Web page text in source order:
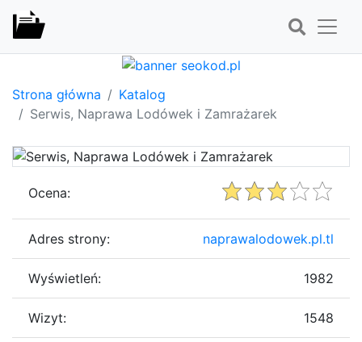
Strona główna
Katalog
Serwis, Naprawa Lodówek i Zamrażarek
Ocena:
Adres strony: naprawalodowek.pl.tl
Wyświetleń: 1982
Wizyt: 1548